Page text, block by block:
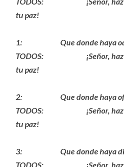
tu paz!
1: Que donde haya odio,
TODOS: ¡Señor, haz de
tu paz!
2: Que donde haya
TODOS: ¡Señor, haz de
tu paz!
3: Que donde haya
TODOS: ¡Señor, haz de